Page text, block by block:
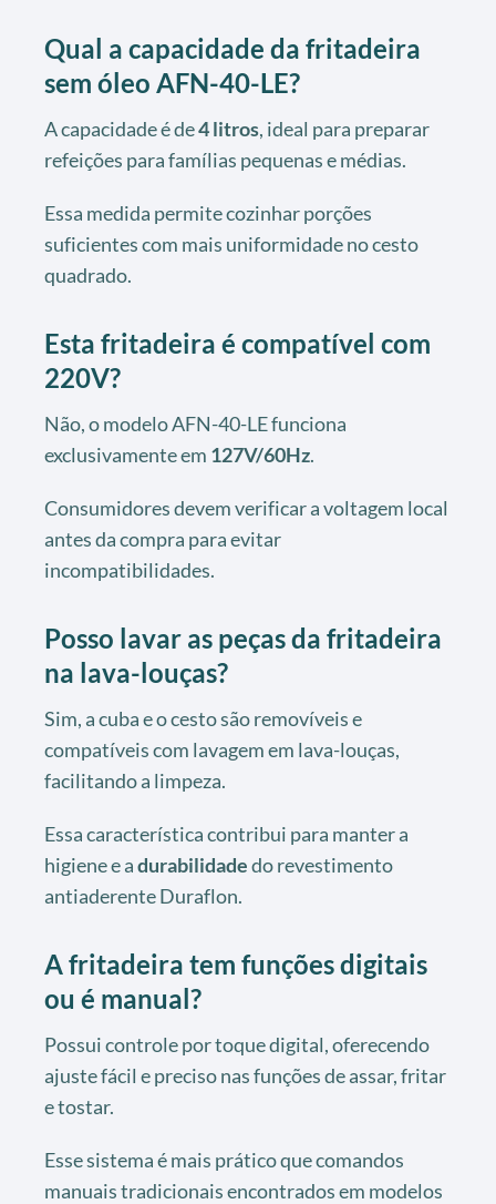
Qual a capacidade da fritadeira
sem óleo AFN-40-LE?
A capacidade é de4 litros, ideal para preparar
refeições para famílias pequenas e médias.
Essa medida permite cozinhar porções
suficientes com mais uniformidade no cesto
quadrado.
Esta fritadeira é compatível com
220V?
Não, o modelo AFN-40-LE funciona
exclusivamente em 127V/60Hz.
Consumidores devem verificar a voltagem local
antes da compra para evitar
incompatibilidades.
Posso lavar as peças da fritadeira
na lava-louças?
Sim, a cuba e o cesto são removíveis e
compatíveis com lavagem em lava-louças,
facilitando a limpeza.
Essa característica contribui para manter a
higiene e adurabilidadedo revestimento
antiaderente Duraflon.
A fritadeira tem funções digitais
ou é manual?
Possui controle por toque digital, oferecendo
ajuste fácil e preciso nas funções de assar, fritar
e tostar.
Esse sistema é mais prático que comandos
manuais tradicionais encontrados em modelos